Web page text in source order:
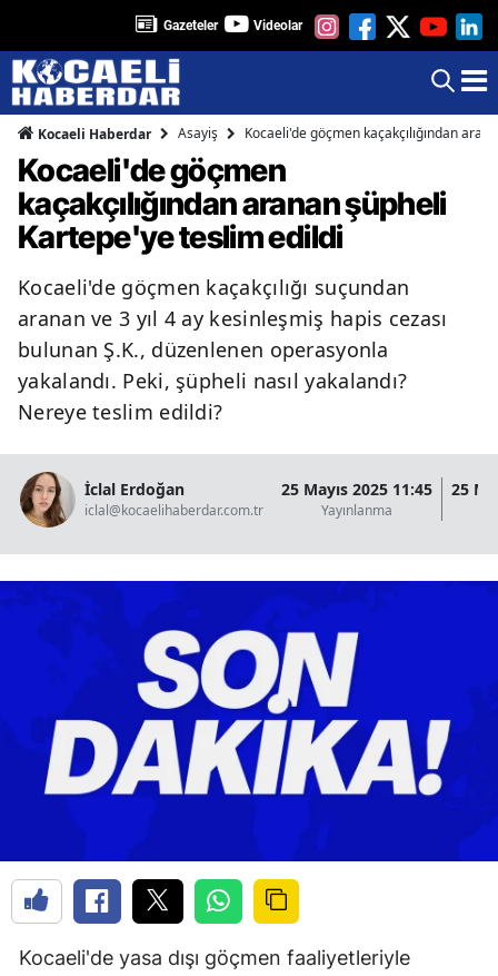
Gazeteler Videolar
Kocaeli Haberdar Asayiş Kocaeli'de göçmen kaçakçılığından
Kocaeli'de göçmen
kaçakçılığından aranan şüpheli
Kartepe'ye teslim edildi
Kocaeli'de göçmen kaçakçılığı suçundan
aranan ve 3 yıl 4 ay kesinleşmiş hapis cezası
bulunan Ş.K., düzenlenen operasyonla
yakalandı. Peki, şüpheli nasıl yakalandı?
Nereye teslim edildi?
İclal Erdoğan
iclal@kocaelihaberdar.com.tr
25 Mayıs 2025 11:45
Yayınlanma
25
Kocaeli'de yasa dışı göçmen faaliyetleriyle